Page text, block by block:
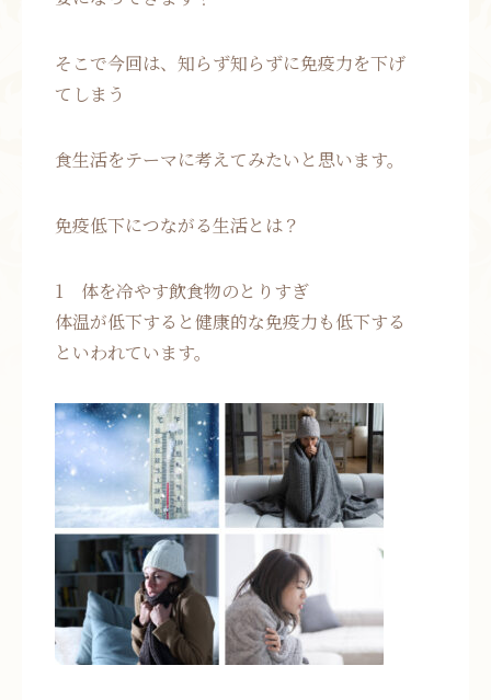
そこで今回は、知らず知らずに免疫力を下げ
てしまう
食生活をテーマに考えてみたいと思います。
免疫低下につながる生活とは？
1 体を冷やす飲食物のとりすぎ
体温が低下すると健康的な免疫力も低下する
といわれています。